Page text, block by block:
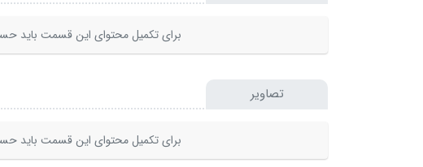
برای تکمیل محتوای این قسمت باید
تصاویر
برای تکمیل محتوای این قسمت باید